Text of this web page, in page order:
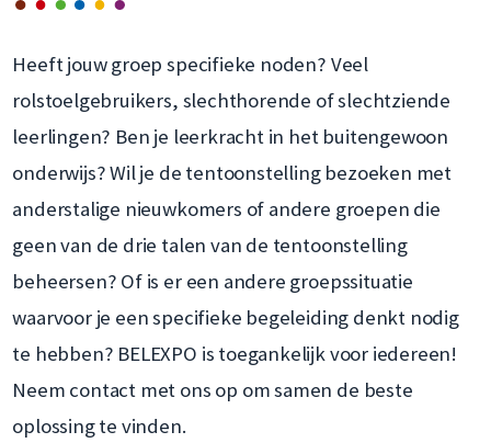
Heeft jouw groep specifieke noden? Veel
rolstoelgebruikers, slechthorende of slechtziende
leerlingen? Ben je leerkracht in het buitengewoon
onderwijs? Wil je de tentoonstelling bezoeken met
anderstalige nieuwkomers of andere groepen die
geen van de drie talen van de tentoonstelling
beheersen? Of is er een andere groepssituatie
waarvoor je een specifieke begeleiding denkt nodig
te hebben? BELEXPO is toegankelijk voor iedereen!
Neem contact met ons op om samen de beste
oplossing te vinden.